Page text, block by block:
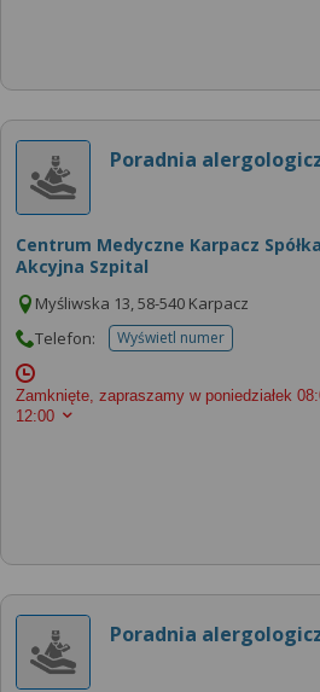
Poradnia
Centrum Medyczne Karpacz Spółka
Akcyjna Szpital
Myśliwska 13, 58-540 Karpacz
Telefon:
Wyświetl numertelefonu do placowki
Zamknięte, zapraszamy w poniedziałek
12:00
Poradnia